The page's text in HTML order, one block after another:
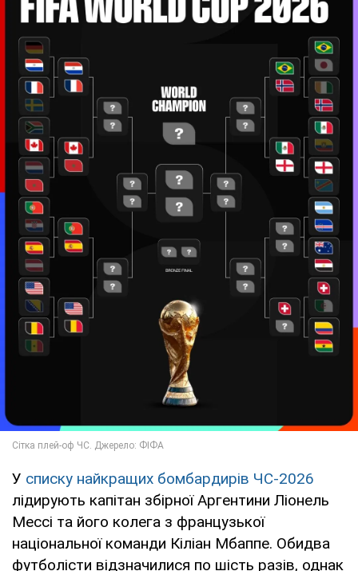
У списку найкращих бомбардирів ЧС-2026
лідирують капітан збірної Аргентини Ліонель
Мессі та його колега з французької
національної команди Кіліан Мбаппе. Обидва
футболісти відзначилися по шість разів, однак